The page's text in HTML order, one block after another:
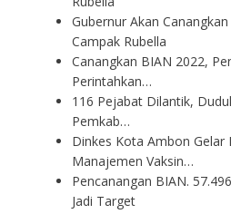
Gubernur Akan
Campak Rubella
Canangkan BIAN 2022,
Perintahkan…
116 Pejabat Dilantik,
Pemkab…
Dinkes Kota Ambon Gelar
Manajemen Vaksin…
Pencanangan BIAN.
Jadi Target